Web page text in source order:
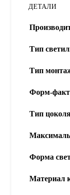
ДЕТАЛИ
Тип
Тип
Форм-
Тип
Форма
Материал